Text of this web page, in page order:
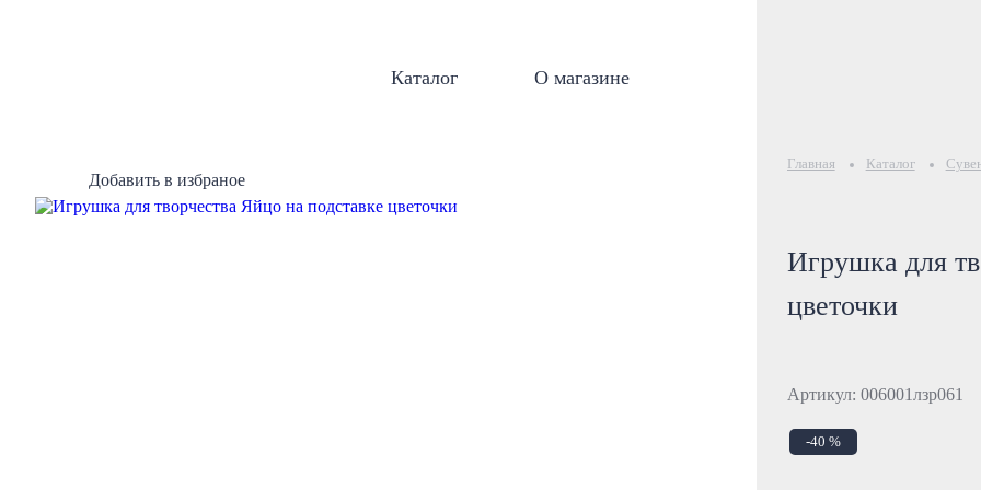
Каталог О магазине
Добавить в избраное
Главная Каталог
Игрушка для
цветочки
Артикул: 006001лзр061
-40 %